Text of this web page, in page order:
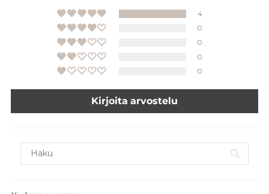
4
0
0
0
0
Kirjoita arvostelu